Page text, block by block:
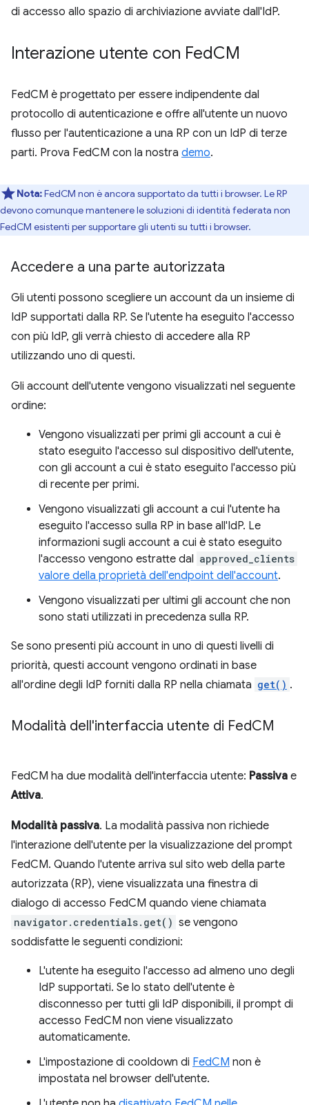
di accesso allo spazio di archiviazione avviate dall'IdP.
Interazione utente con FedCM
FedCM è progettato per essere indipendente dal
protocollo di autenticazione e offre all'utente un nuovo
flusso per l'autenticazione a una RP con un IdP di terze
parti. Prova FedCM con la nostra demo.
Nota:FedCM non è ancora supportato da tutti i browser. Le RP
devono comunque mantenere le soluzioni di identità federata non
FedCM esistenti per supportare gli utenti su tutti i browser.
Accedere a una parte autorizzata
Gli utenti possono scegliere un account da un insieme di
IdP supportati dalla RP. Se l'utente ha eseguito l'accesso
con più IdP, gli verrà chiesto di accedere alla RP
utilizzando uno di questi.
Gli account dell'utente vengono visualizzati nel seguente
ordine:
Vengono visualizzati per primi gli account a cui è
stato eseguito l'accesso sul dispositivo dell'utente,
con gli account a cui è stato eseguito l'accesso più
di recente per primi.
Vengono visualizzati gli account a cui l'utente ha
eseguito l'accesso sulla RP in base all'IdP. Le
informazioni sugli account a cui è stato eseguito
l'accesso vengono estratte dal approved_clients
valore della proprietà dell'endpoint dell'account.
Vengono visualizzati per ultimi gli account che non
sono stati utilizzati in precedenza sulla RP.
Se sono presenti più account in uno di questi livelli di
priorità, questi account vengono ordinati in base
all'ordine degli IdP forniti dalla RP nella chiamata get() .
Modalità dell'interfaccia utente di FedCM
FedCM ha due modalità dell'interfaccia utente: Passiva e
Attiva.
Modalità passiva. La modalità passiva non richiede
l'interazione dell'utente per la visualizzazione del prompt
FedCM. Quando l'utente arriva sul sito web della parte
autorizzata (RP), viene visualizzata una finestra di
dialogo di accesso FedCM quando viene chiamata
navigator.credentials.get() se vengono
soddisfatte le seguenti condizioni:
L'utente ha eseguito l'accesso ad almeno uno degli
IdP supportati. Se lo stato dell'utente è
disconnesso per tutti gli IdP disponibili, il prompt di
accesso FedCM non viene visualizzato
automaticamente.
L'impostazione di cooldown di FedCM non è
impostata nel browser dell'utente.